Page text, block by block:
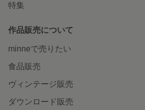
特集
作品販売について
minneで売りたい
食品販売
ヴィンテージ販売
ダウンロード販売